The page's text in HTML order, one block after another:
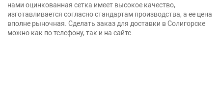
нами оцинкованная сетка имеет высокое качество,
изготавливается согласно стандартам производства, а ее цена
вполне рыночная. Сделать заказ для доставки в Солигорске
можно как по телефону, так и на сайте.